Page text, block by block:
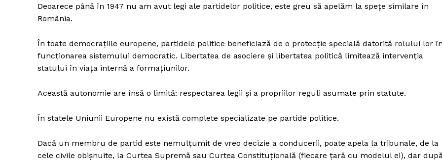
Deoarece până în 1947 nu am avut legi ale partidelor politice, este greu să apelăm la spețe similare în
România.
În toate democrațiile europene, partidele politice beneficiază de o protecție specială datorită rolului lor în
funcționarea sistemului democratic. Libertatea de asociere și libertatea politică limitează intervenția
statului în viața internă a formațiunilor.
Această autonomie are însă o limită: respectarea legii și a propriilor reguli asumate prin statute.
În statele Uniunii Europene nu există complete specializate pe partide politice.
Dacă un membru de partid este nemulțumit de vreo decizie a conducerii, poate apela la tribunale, de la
cele civile obișnuite, la Curtea Supremă sau Curtea Constituțională (fiecare țară cu modelul ei), dar după